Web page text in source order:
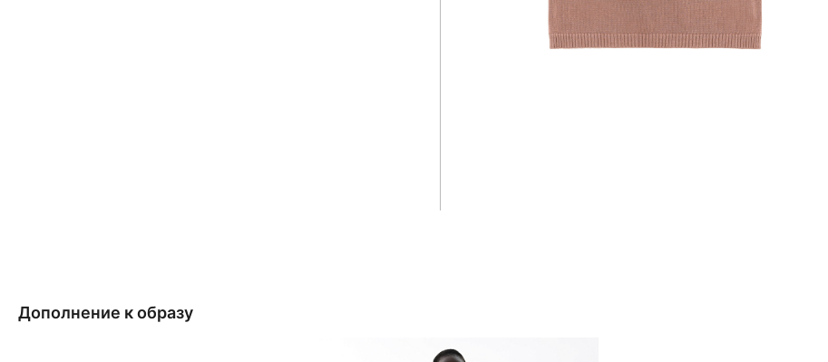
Дополнение к образу